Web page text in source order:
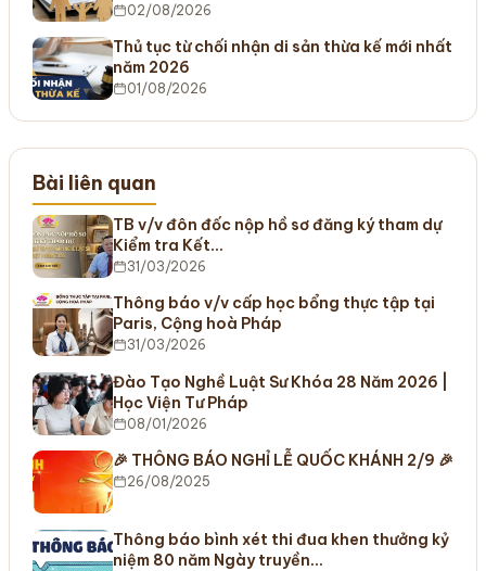
02/08/2026
Thủ tục từ chối nhận di sản thừa kế mới nhất
năm 2026
01/08/2026
Bài liên quan
TB v/v đôn đốc nộp hồ sơ đăng ký tham dự
Kiểm tra Kết…
31/03/2026
Thông báo v/v cấp học bổng thực tập tại
Paris, Cộng hoà Pháp
31/03/2026
Đào Tạo Nghề Luật Sư Khóa 28 Năm 2026 |
Học Viện Tư Pháp
08/01/2026
🎉 THÔNG BÁO NGHỈ LỄ QUỐC KHÁNH 2/9 🎉
26/08/2025
Thông báo bình xét thi đua khen thưởng kỷ
niệm 80 năm Ngày truyền…